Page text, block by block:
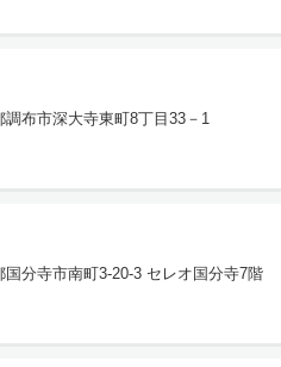
布市深大寺東町8丁目33－1
分寺市南町3-20-3 セレオ国分寺7階